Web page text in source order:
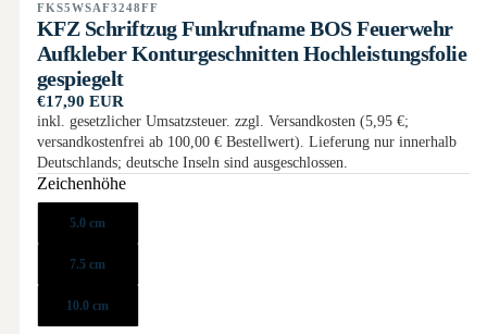
FKS5WSAF3248FF
KFZ Schriftzug Funkrufname BOS Feuerwehr
Aufkleber Konturgeschnitten Hochleistungsfolie
gespiegelt
€17,90 EUR
inkl. gesetzlicher Umsatzsteuer. zzgl. Versandkosten (5,95 €;
versandkostenfrei ab 100,00 € Bestellwert). Lieferung nur innerhalb
Deutschlands; deutsche Inseln sind ausgeschlossen.
Zeichenhöhe
5.0 cm
7.5 cm
10.0 cm